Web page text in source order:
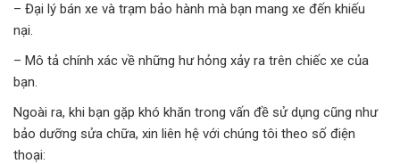
– Đại lý bán xe và trạm bảo hành mà bạn mang xe đến khiếu
nại.
– Mô tả chính xác về những hư hỏng xảy ra trên chiếc xe của
bạn.
Ngoài ra, khi bạn gặp khó khăn trong vấn đề sử dụng cũng như
bảo dưỡng sửa chữa, xin liên hệ với chúng tôi theo số điện
thoại: